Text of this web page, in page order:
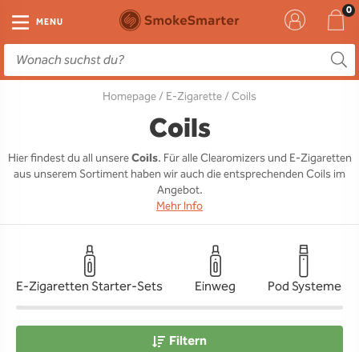
MENU E-Zigarette
E-Zigaretten Starter-Sets
Clearomizer
Coils
Einweg
Einweg Vape
Liquids
E-Liquid
Base
Zubehör
Clearomizer
Driptips
Akkus
Ersatzgläser
DIY
Aromen
Wick & Coils
Liquid Flaschen
Homepage/E-Zigarette/ Coils
Coils
Hier findest du all unsereCoils. Für alle Clearomizers und E-Zigaretten
aus unserem Sortiment haben wir auch die entsprechenden Coils im
Angebot.
Mehr Info
E-Zigaretten Starter-Sets Einweg Pod Systeme
Filtern